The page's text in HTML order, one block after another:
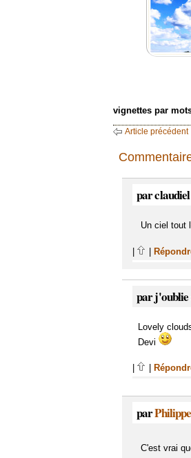
vignettes par
Article précédent
par
Un ciel tout
par j'oublie
Lovely
Devi
par
C'est vrai